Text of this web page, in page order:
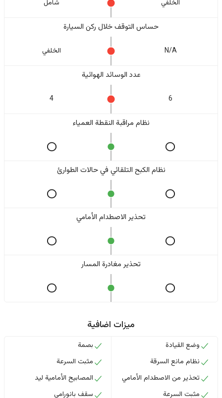
الخلفي شامل
حساس التوقف خلال ركن السيارة
N/A الخلفي
عدد الوسائد الهوائية
6
4
نظام مراقبة النقطة العمياء
نظام الكبح التلقائي في حالات الطوارئ
تحذير الاصطدام الأمامي
تحذير مغادرة المسار
ميزات اضافية
وضع القيادة
نظام مانع السرقة
تحذير من الاصطدام الأمامي
مثبت السرعة
بصمة
مثبت السرعة
المصابيح الأمامية ليد
سقف بانورامي